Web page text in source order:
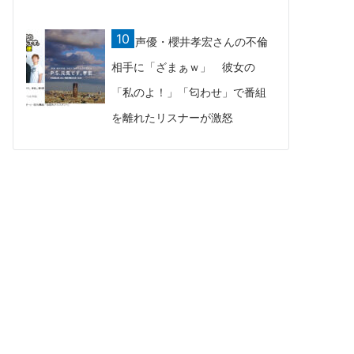
声優・櫻井孝宏さんの不倫
相手に「ざまぁｗ」 彼女の
「私のよ！」「匂わせ」で番組
を離れたリスナーが激怒